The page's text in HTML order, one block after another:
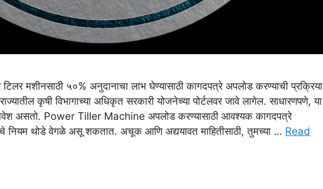
मशीनसाठी ५०% अनुदानाचा लाभ घेण्यासाठी कागदपत्रे अपलोड करण्याची प्रक्रिया
कृषी विभागाच्या अधिकृत सरकारी योजनेच्या पोर्टलवर जावे लागेल. साधारणपणे, या
असतो. Power Tiller Machine अपलोड करण्यासाठी आवश्यक कागदपत्रे
नियम थोडे वेगळे असू शकतात. अचूक आणि अद्ययावत माहितीसाठी, तुमच्या … Read